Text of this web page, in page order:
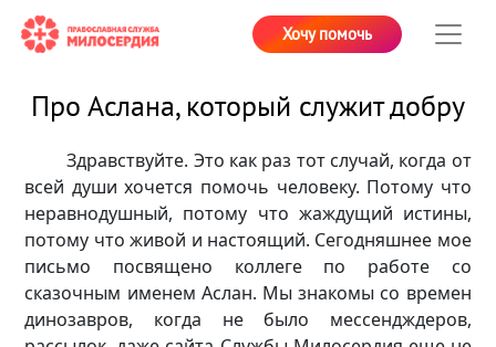
Хочу помочь
Про Аслана, который служит добру
Здравствуйте. Это как раз тот случай, когда от
всей души хочется помочь человеку. Потому что
неравнодушный, потому что жаждущий истины,
потому что живой и настоящий. Сегодняшнее мое
письмо посвящено коллеге по работе со
сказочным именем Аслан. Мы знакомы со времен
динозавров, когда не было мессендждеров,